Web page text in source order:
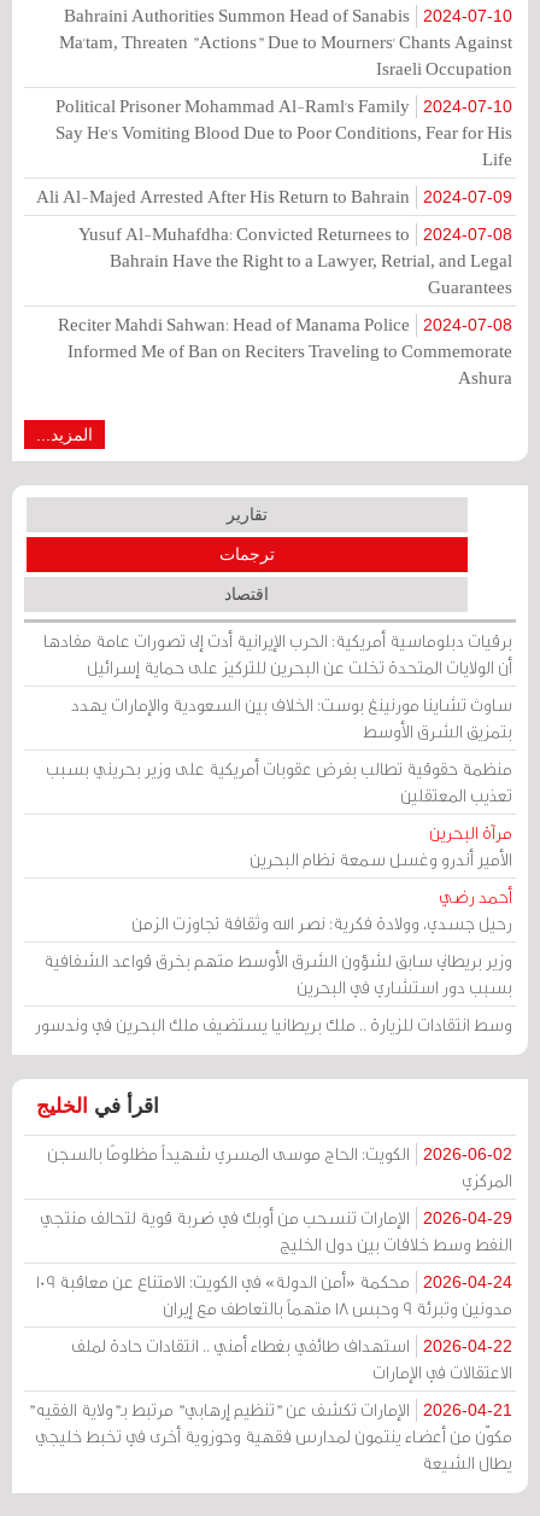
2024-07-10
Bahraini Authorities Summon Head of Sanabis
Ma'tam, Threaten "Actions" Due to Mourners' Chants Against
Israeli Occupation
2024-07-10
Political Prisoner Mohammad Al-Raml's Family
Say He's Vomiting Blood Due to Poor Conditions, Fear for His
Life
2024-07-09
Ali Al-Majed Arrested After His Return to Bahrain
2024-07-08
Yusuf Al-Muhafdha: Convicted Returnees to
Bahrain Have the Right to a Lawyer, Retrial, and Legal
Guarantees
2024-07-08
Reciter Mahdi Sahwan: Head of Manama Police
Informed Me of Ban on Reciters Traveling to Commemorate
Ashura
المزيد...
تقارير
ترجمات
اقتصاد
برقيات دبلوماسية أمريكية: الحرب الإيرانية أدت إلى تصورات عامة مفادها
أن الولايات المتحدة تخلت عن البحرين للتركيز على حماية إسرائيل
ساوث تشاينا مورنينغ بوست: الخلاف بين السعودية والإمارات يهدد
بتمزيق الشرق الأوسط
منظمة حقوقية تطالب بفرض عقوبات أمريكية على وزير بحريني بسبب
تعذيب المعتقلين
مرآة البحرين
الأمير أندرو وغسل سمعة نظام البحرين
أحمد رضي
رحيل جسدي، وولادة فكرية: نصر الله وثقافة تجاوزت الزمن
وزير بريطاني سابق لشؤون الشرق الأوسط متهم بخرق قواعد الشفافية
بسبب دور استشاري في البحرين
وسط انتقادات للزيارة .. ملك بريطانيا يستضيف ملك البحرين في وندسور
اقرأ في الخليج
2026-06-02
الكويت: الحاج موسى المسري شهيداً مظلومًا بالسجن
المركزي
2026-04-29
الإمارات تنسحب من أوبك في ضربة قوية لتحالف منتجي
النفط وسط خلافات بين دول الخليج
2026-04-24
محكمة «أمن الدولة» في الكويت: الامتناع عن معاقبة 109
مدونين وتبرئة 9 وحبس 18 متهماً بالتعاطف مع إيران
2026-04-22
استهداف طائفي بغطاء أمني .. انتقادات حادة لملف
الاعتقالات في الإمارات
2026-04-21
الإمارات تكشف عن "تنظيم إرهابي" مرتبط بـ"ولاية الفقيه"
مكوّن من أعضاء ينتمون لمدارس فقهية وحوزوية أخرى في تخبط خليجي
يطال الشيعة